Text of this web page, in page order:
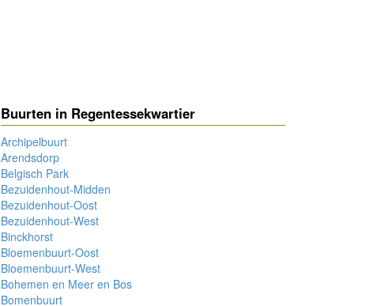
Buurten in Regentessekwartier
Archipelbuurt
Arendsdorp
Belgisch Park
Bezuidenhout-Midden
Bezuidenhout-Oost
Bezuidenhout-West
Binckhorst
Bloemenbuurt-Oost
Bloemenbuurt-West
Bohemen en Meer en Bos
Bomenbuurt